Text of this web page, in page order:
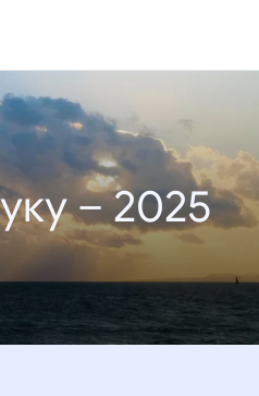
– 2025